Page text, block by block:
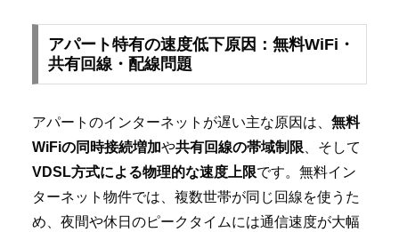
アパート特有の速度低下原因：無料WiFi・
共有回線・配線問題
アパートのインターネットが遅い主な原因は、 無料
WiFiの同時接続増加や共有回線の帯域制限 、そして
VDSL方式による物理的な速度上限です。無料イン
ターネット物件では、複数世帯が同じ回線を使うた
め、夜間や休日のピークタイムには通信速度が大幅